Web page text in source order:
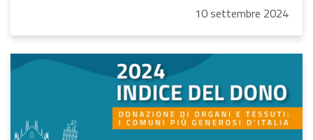
10settembre 2024